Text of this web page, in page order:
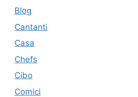
Blog
Cantanti
Casa
Chefs
Cibo
Comici